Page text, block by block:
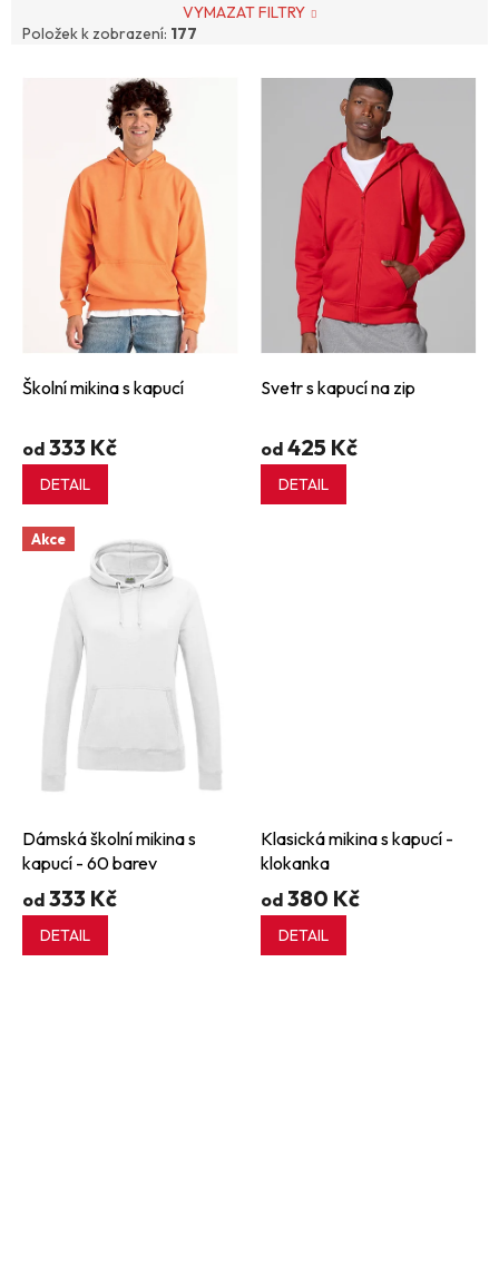
VYMAZAT FILTRY
Položek k zobrazení: 177
Školní mikina s kapucí
od 333 Kč
DETAIL
Svetr s kapucí na zip
od 425 Kč
DETAIL
Akce
Dámská školní mikina s
kapucí - 60 barev
od 333 Kč
DETAIL
Klasická mikina s kapucí -
klokanka
od 380 Kč
DETAIL